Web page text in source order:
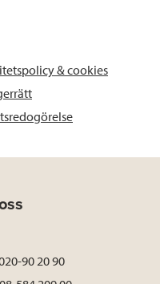
& cookies
90 20 90